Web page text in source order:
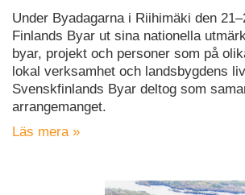
Under Byadagarna i Riihimäki den
Finlands Byar ut sina nationella
byar, projekt och personer som på
lokal verksamhet och landsbygdens
Svenskfinlands Byar deltog som
arrangemanget.
Läs mera »